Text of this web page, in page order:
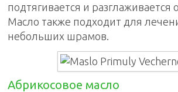
подтягивается и
Масло также подходит для
небольших шрамов.
Абрикосовое масло